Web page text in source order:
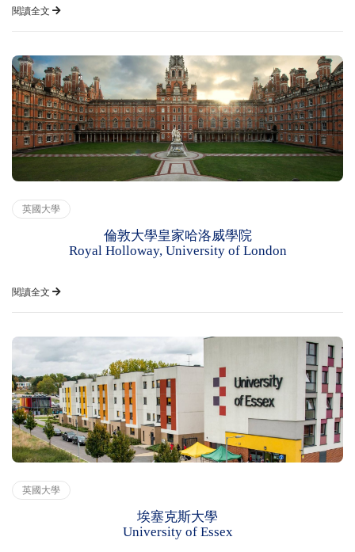
閱讀全文
英國大學
倫敦大學皇家哈洛威學院
Royal Holloway, University of London
閱讀全文
英國大學
埃塞克斯大學
University of Essex